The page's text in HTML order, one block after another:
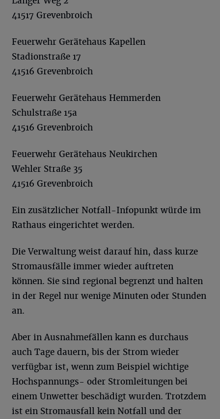
41517 Grevenbroich
Feuerwehr Gerätehaus Kapellen
Stadionstraße 17
41516 Grevenbroich
Feuerwehr Gerätehaus Hemmerden
Schulstraße 15a
41516 Grevenbroich
Feuerwehr Gerätehaus Neukirchen
Wehler Straße 35
41516 Grevenbroich
Ein zusätzlicher Notfall-Infopunkt würde im
Rathaus eingerichtet werden.
Die Verwaltung weist darauf hin, dass kurze
Stromausfälle immer wieder auftreten
können. Sie sind regional begrenzt und halten
in der Regel nur wenige Minuten oder Stunden
an.
Aber in Ausnahmefällen kann es durchaus
auch Tage dauern, bis der Strom wieder
verfügbar ist, wenn zum Beispiel wichtige
Hochspannungs- oder Stromleitungen bei
einem Unwetter beschädigt wurden. Trotzdem
ist ein Stromausfall kein Notfall und der